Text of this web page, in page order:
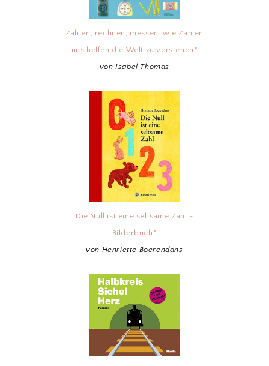
Zählen, rechnen, messen: wie Zahlen
uns helfen die Welt zu verstehen*
von Isabel Thomas
Die Null ist eine seltsame Zahl -
Bilderbuch*
von Henriette Boerendans